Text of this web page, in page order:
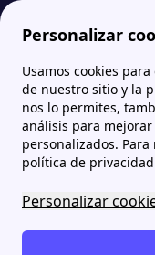
Personalizar
Usamos cookies
de nuestro sitio y la
nos lo permites,
análisis para
personalizados.
política de
Personalizar
Papernest.es More
Tarifas
¿Cuál
Plenitude ofrece
hogares:Fácil